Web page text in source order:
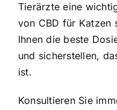
Tierärzte eine
von CBD für Katzen
Ihnen die beste
und sicherstellen,
ist.
Konsultieren Sie